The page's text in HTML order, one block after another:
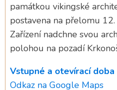
památkou vikingské
postavena na přelomu
Zařízení nadchne svou
polohou na pozadí
Vstupné a otevírací doba
Odkaz na Google Maps